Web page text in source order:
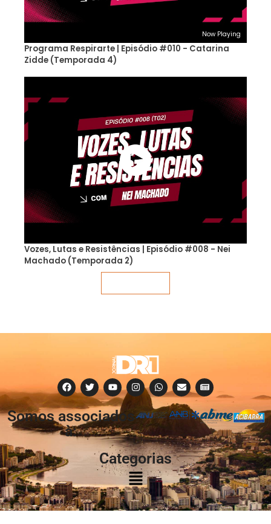
Now Playing
Programa Respirarte | Episódio #010 - Catarina
Zidde (Temporada 4)
Vozes, Lutas e Resistências | Episódio #008 - Nei
Machado (Temporada 2)
Somos associados
à:
Categorias